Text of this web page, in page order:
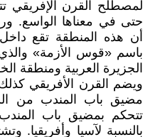
لمصطلح القرن الإفريقي
حتى في معناها الواسع.
أن هذه المنطقة تقع
باسم «قوس الأزمة»
الجزيرة العربية ومنطقة
ويضم القرن الأفريقي
مضيق باب المندب من
تتحكم بمضيق باب
بالنسبة لآسيا وأفريقيا.